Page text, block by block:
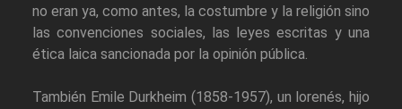
no eran ya, como antes, la costumbre y la religión sino
las convenciones sociales, las leyes escritas y una
ética laica sancionada por la opinión pública.
También Emile Durkheim (1858-1957), un lorenés, hijo